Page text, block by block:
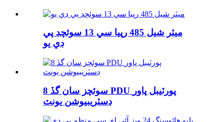
ميٽر شيل 485 رپيا سي 13 سوئچڊ پي
ڊي يو
8 سوئچز سان گڏ PDU پورٽيبل پاور
ڊسٽريبيوشن يونٽ